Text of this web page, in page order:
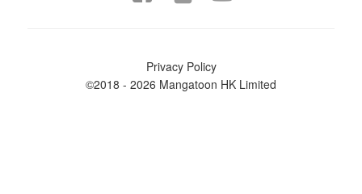
Privacy Policy
©2018 - 2026 Mangatoon HK Limited